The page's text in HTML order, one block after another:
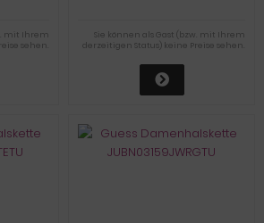
mit Ihrem
sehen.
Sie können als Gast (bzw. mit Ihrem
derzeitigen Status) keine Preise sehen.